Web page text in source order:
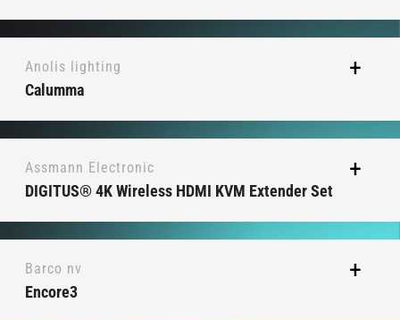
Anolis lighting
Calumma
Assmann Electronic
DIGITUS® 4K Wireless HDMI KVM Extender Set
Barco nv
Encore3